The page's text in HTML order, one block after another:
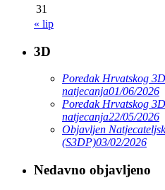
31
« lip
3D
Poredak Hrvatskog
natjecanja01/06/2026
Poredak Hrvatskog
natjecanja22/05/2026
Objavljen
(S3DP)03/02/2026
Nedavno objavljeno